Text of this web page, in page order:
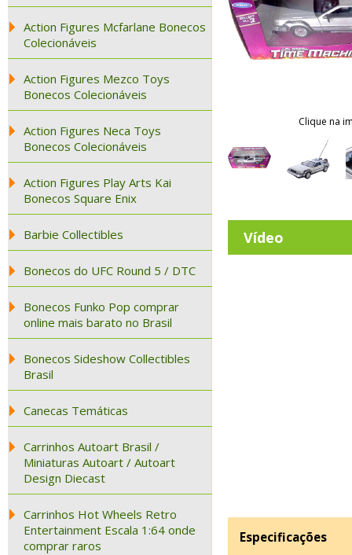
Action Figures Mcfarlane Bonecos
Colecionáveis
Action Figures Mezco Toys
Bonecos Colecionáveis
Action Figures Neca Toys
Bonecos Colecionáveis
Action Figures Play Arts Kai
Bonecos Square Enix
Barbie Collectibles
Bonecos do UFC Round 5 / DTC
Bonecos Funko Pop comprar
online mais barato no Brasil
Bonecos Sideshow Collectibles
Brasil
Canecas Temáticas
Carrinhos Autoart Brasil /
Miniaturas Autoart / Autoart
Design Diecast
Carrinhos Hot Wheels Retro
Entertainment Escala 1:64 onde
comprar raros
Clique na
Vídeo
Especificações